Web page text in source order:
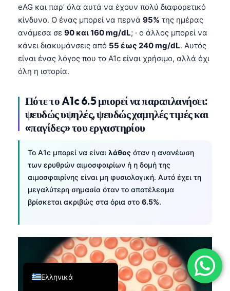
eAG και παρ’ όλα αυτά να έχουν πολύ διαφορετικό
κίνδυνο. Ο ένας μπορεί να περνά 95% της ημέρας
ανάμεσα σε 90 και 160 mg/dL; · ο άλλος μπορεί να
κάνει διακυμάνσεις από 55 έως 240 mg/dL. Αυτός
είναι ένας λόγος που το A1c είναι χρήσιμο, αλλά όχι
όλη η ιστορία.
Πότε το A1c 6.5 μπορεί να παραπλανήσει:
ψευδώς υψηλές, ψευδώς χαμηλές τιμές και
«παγίδες» του εργαστηρίου
Το A1c μπορεί να είναι λάθος όταν η ανανέωση
των ερυθρών αιμοσφαιρίων ή η δομή της
αιμοσφαιρίνης είναι μη φυσιολογική. Αυτό έχει τη
μεγαλύτερη σημασία όταν το αποτέλεσμα
βρίσκεται ακριβώς στα όρια στο 6.5%.
Ελληνικά
English
Deutsch
עִבְרִית
Italiano
Español
Türkçe
Română
فارسی
Български
Nederlands
हिन्दी